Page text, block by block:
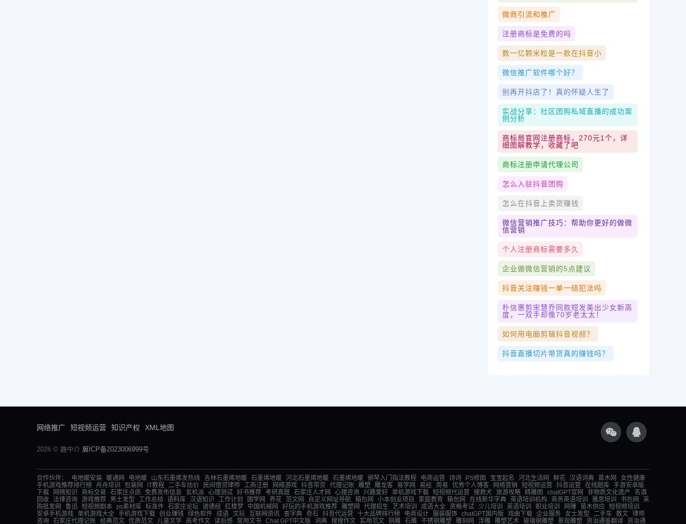
微商引流和推广
注册商标是免费的吗
数一亿颗米粒是一款在抖音小
微信推广软件哪个好？
别再开抖店了！真的怀疑人生了
实战分享：社区团购私域直播的成功案
例分析
商标局官网注册商标，270元1个，详
细图解教学，收藏了吧
商标注册申请代理公司
怎么入驻抖音团购
怎么在抖音上卖货赚钱
微信营销推广技巧：帮助你更好的做微
信营销
个人注册商标需要多久
企业做微信营销的5点建议
抖音关注赚钱一单一结犯法吗
朴信惠剪宋慧乔同款短发美出少女新高
度，一双手却像70岁老太太！
如何用电脑剪辑抖音视频？
抖音直播切片带货真的赚钱吗？
网络推广 短视频运营 知识产权 XML地图
2026 © 趣中介 冀ICP备2023006999号
合作伙伴： 电地暖安装 暖通网 电地暖 山东石墨烯发热线 吉林石墨烯地暖 石墨烯地暖 河北石墨烯地暖 石墨烯地暖 钢琴入门指法教程 电商运营 诗词 PS修图 宝宝起名 河北生活网 鲜花 汉语词典 苗木网
女性健康
手机游戏推荐排行榜 舟舟培训 包装网 IT教程 二手车估价 民间借贷律师 工商注册 网络游戏 抖音带货 代理记账 雕塑 雕龙客 易学网 易经 周易 优秀个人博客 网络营销 短视频运营 抖音运营 在线题库 手游安卓版
下载
网络知识 商标交易 石家庄点痣 免费发布信息 玄机派 心理测试 好书推荐 考研真题 石家庄人才网 心理咨询 兴趣爱好 单机游戏下载 短视频代运营 搜救犬 旅游攻略 精雕图 chatGPT官网 非物质文化遗产
名酒
回收
法律咨询 游戏推荐 男士发型 工作总结 语料库 汉语知识 工作计划 国学网 养花 范文网 自定义网址导航 箱包网 小本创业项目 家庭教育 箱包网 在线新华字典 英语培训机构 商务英语培训 雅思培训 书包网
采
购批发网
鲁迅 短视频剧本 ps素材库 标准件 石家庄论坛 道德经 红楼梦 中国机械网 好玩的手机游戏推荐 雕塑网 代理招生 艺术培训 成语大全 资格考试 少儿培训 英语培训 职业培训 网赚 苗木供应 短视频培训
安卓手机游戏 单机游戏大全 手机游戏下载 创业赚钱 绿色软件 成语 文玩 互联网资讯 查字典 奇石 抖音代运营 十大品牌排行榜 电商设计 服装服饰 chatGPT国内版 戏曲下载 企业服务 女士发型 二手车 散文 律师
咨询 石家庄代理记账 经典范文 优质范文 儿童文学 高考作文 读后感 常用文书 Chat GPT中文版 词典 搜搜作文 实用范文 铜雕 石雕 不锈钢雕塑 雕刻网 浮雕 雕塑艺术 玻璃钢雕塑 景观雕塑 资治通鉴翻译 资治通